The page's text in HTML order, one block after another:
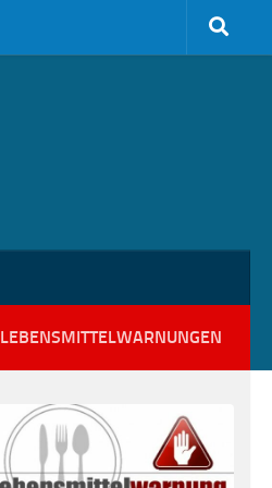
LEBENSMITTELWARNUNGEN